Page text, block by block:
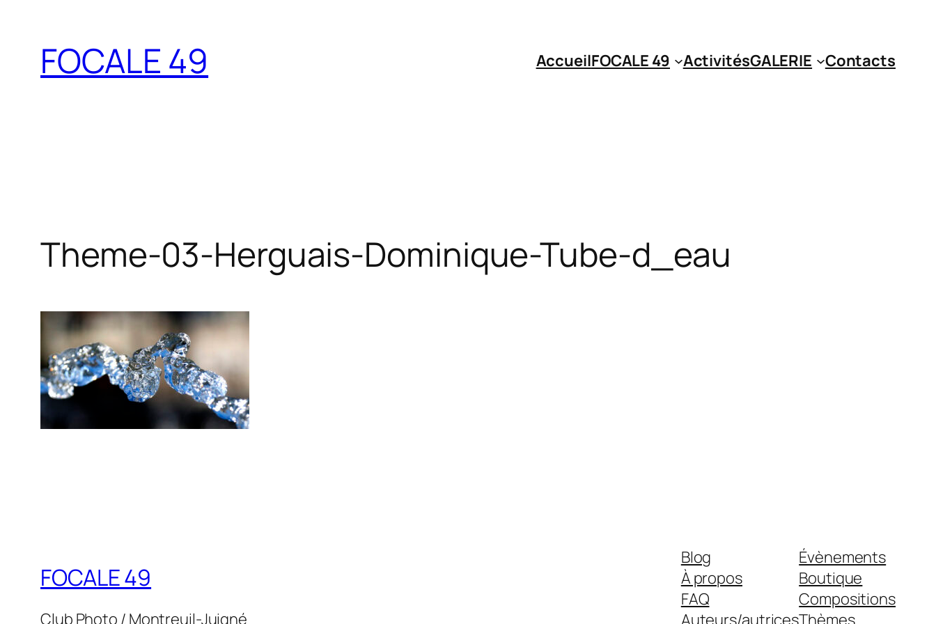
contenuFOCALE 49 AccueilFOCALE 49 ActivitésGALERIE Contacts
Theme-03-Herguais-Dominique-Tube-d_eau
FOCALE 49
Club Photo / Montreuil-Juigné
Blog
À propos
FAQ
Auteurs/autrices
Évènements
Boutique
Compositions
Thèmes